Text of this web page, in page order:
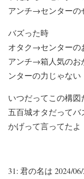
アンチ→センターの
バズった時
オタク→センターの
アンチ→箱人気のお
ンターの力じゃない
いつだってこの構図
五百城オタだって
かげって言ってたよ
31: 君の名は 2024/